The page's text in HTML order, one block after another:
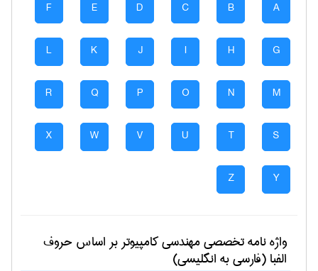
A
B
C
D
E
F
G
H
I
J
K
L
M
N
O
P
Q
R
S
T
U
V
W
X
Y
Z
واژه نامه تخصصیمهندسی كامپيوتربر اساس حروف
الفبا (فارسی به انگلیسی)